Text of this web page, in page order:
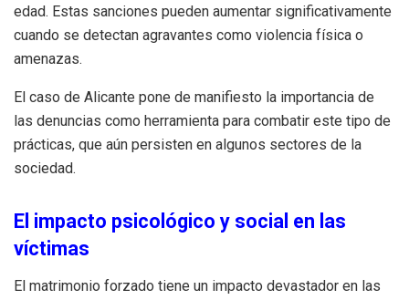
edad. Estas sanciones pueden aumentar significativamente
cuando se detectan agravantes como violencia física o
amenazas.
El caso de Alicante pone de manifiesto la importancia de
las denuncias como herramienta para combatir este tipo de
prácticas, que aún persisten en algunos sectores de la
sociedad.
El impacto psicológico y social en las
víctimas
El matrimonio forzado tiene un impacto devastador en las